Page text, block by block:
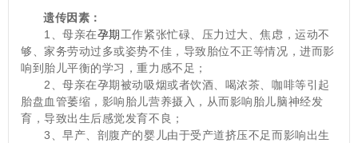
遗传因素：
1、母亲在孕期工作紧张忙碌、压力过大、焦虑，运动不
够、家务劳动过多或姿势不佳，导致胎位不正等情况，进而影
响到胎儿平衡的学习，重力感不足；
2、母亲在孕期被动吸烟或者饮酒、喝浓茶、咖啡等引起
胎盘血管萎缩，影响胎儿营养摄入，从而影响胎儿脑神经发
育，导致出生后感觉发育不良；
3、早产、剖腹产的婴儿由于受产道挤压不足而影响出生